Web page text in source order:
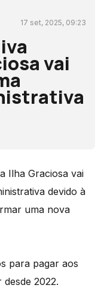
17 set, 2025, 09:23
vai
Ilha Graciosa vai
devido à
uma nova
para pagar aos
2022.